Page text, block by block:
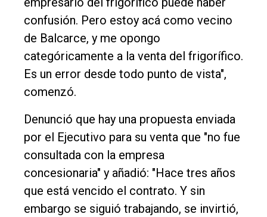
confusión. Pero estoy acá como vecino
de Balcarce, y me opongo
categóricamente a la venta del frigorífico.
Es un error desde todo punto de vista",
comenzó.
Denunció que hay una propuesta enviada
por el Ejecutivo para su venta que "no fue
consultada con la empresa
concesionaria" y añadió: "Hace tres años
que está vencido el contrato. Y sin
embargo se siguió trabajando, se invirtió,